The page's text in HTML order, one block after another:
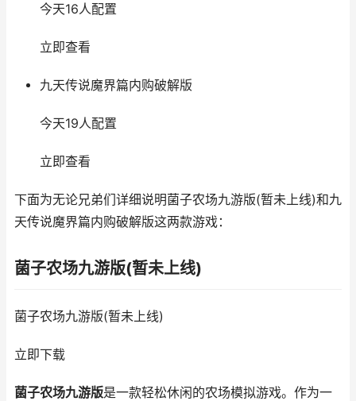
今天16人配置
立即查看
九天传说魔界篇内购破解版
今天19人配置
立即查看
下面为无论兄弟们详细说明菌子农场九游版(暂未上线)和九
天传说魔界篇内购破解版这两款游戏：
菌子农场九游版(暂未上线)
菌子农场九游版(暂未上线)
立即下载
菌子农场九游版是一款轻松休闲的农场模拟游戏。作为一